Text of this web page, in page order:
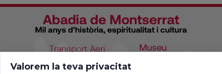
Valorem la teva privacitat